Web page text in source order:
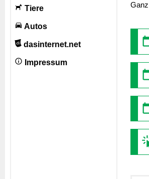
Tiere
Autos
dasinternet.net
Impressum